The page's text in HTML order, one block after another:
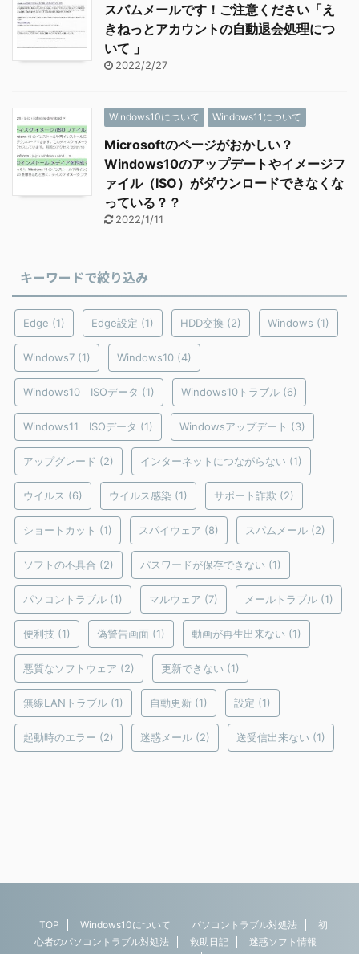
スパムメールです！ご注意ください「え
きねっとアカウントの自動退会処理につ
いて 」
2022/2/27
Windows10について Windows11について
Microsoftのページがおかしい？
Windows10のアップデートやイメージフ
ァイル（ISO）がダウンロードできなくな
っている？？
2022/1/11
キーワードで絞り込み
Edge (1) Edge設定 (1) HDD交換 (2) Windows (1)
Windows7 (1) Windows10 (4)
Windows10 ISOデータ (1) Windows10トラブル (6)
Windows11 ISOデータ (1) Windowsアップデート (3)
アップグレード (2) インターネットにつながらない (1)
ウイルス (6) ウイルス感染 (1) サポート詐欺 (2)
ショートカット (1) スパイウェア (8) スパムメール (2)
ソフトの不具合 (2) パスワードが保存できない (1)
パソコントラブル (1) マルウェア (7) メールトラブル (1)
便利技 (1) 偽警告画面 (1) 動画が再生出来ない (1)
悪質なソフトウェア (2) 更新できない (1)
無線LANトラブル (1) 自動更新 (1) 設定 (1)
起動時のエラー (2) 迷惑メール (2) 送受信出来ない (1)
TOP Windows10について パソコントラブル対処法
初
心者のパソコントラブル対処法
救助日記
迷惑ソフト情報